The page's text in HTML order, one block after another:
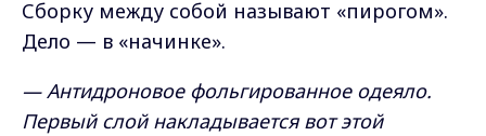
Сборку между собой называют «пирогом».
Дело — в «начинке».
— Антидроновое фольгированное одеяло.
Первый слой накладывается вот этой